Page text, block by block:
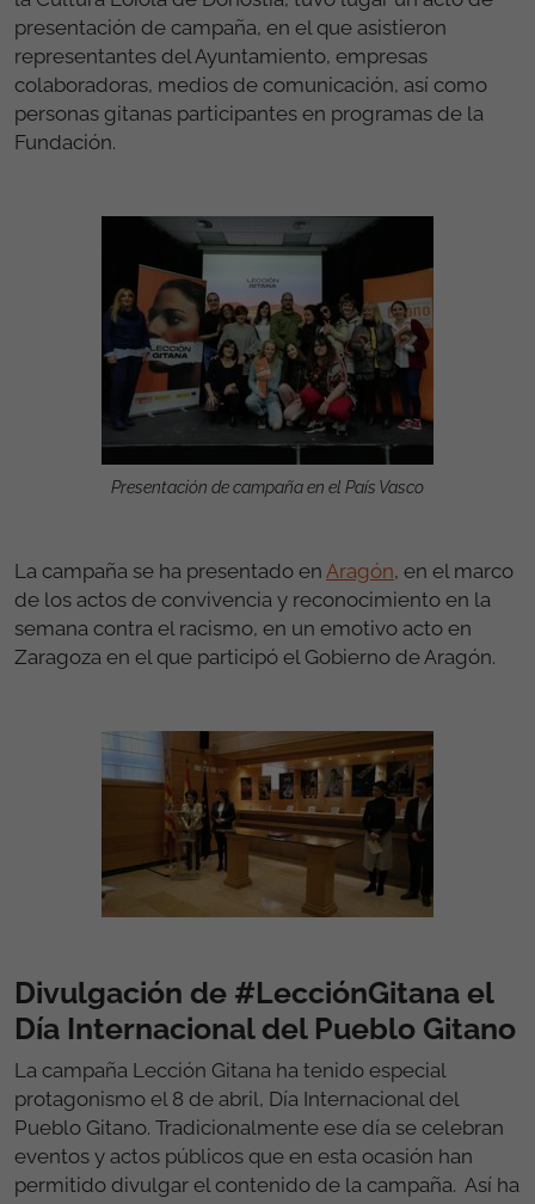
presentación de campaña, en el que asistieron
representantes del Ayuntamiento, empresas
colaboradoras, medios de comunicación, así como
personas gitanas participantes en programas de la
Fundación.
Presentación de campaña en el País Vasco
La campaña se ha presentado en Aragón, en el marco
de los actos de convivencia y reconocimiento en la
semana contra el racismo, en un emotivo acto en
Zaragoza en el que participó el Gobierno de Aragón.
Divulgación de #LecciónGitana el
Día Internacional del Pueblo Gitano
La campaña Lección Gitana ha tenido especial
protagonismo el 8 de abril, Día Internacional del
Pueblo Gitano. Tradicionalmente ese día se celebran
eventos y actos públicos que en esta ocasión han
permitido divulgar el contenido de la campaña. Así ha